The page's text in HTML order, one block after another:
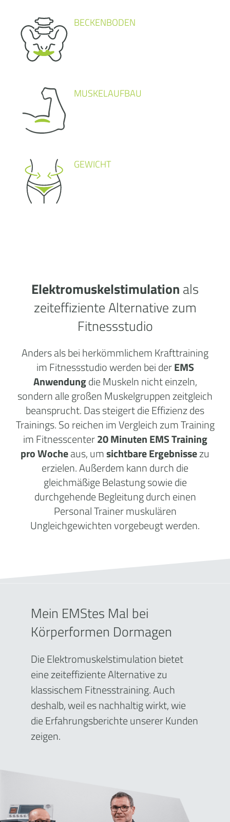
BECKENBODEN
MUSKELAUFBAU
GEWICHT
Elektromuskelstimulation als
zeiteffiziente Alternative zum
Fitnessstudio
Anders als bei herkömmlichem Krafttraining
im Fitnessstudio werden bei derEMS
Anwendungdie Muskeln nicht einzeln,
sondern alle großen Muskelgruppen zeitgleich
beansprucht. Das steigert die Effizienz des
Trainings. So reichen im Vergleich zum Training
im Fitnesscenter20 Minuten EMS Training
pro Wocheaus, umsichtbare Ergebnissezu
erzielen. Außerdem kann durch die
gleichmäßige Belastung sowie die
durchgehende Begleitung durch einen
Personal Trainer muskulären
Ungleichgewichten vorgebeugt werden.
Mein EMStes Mal bei
Körperformen Dormagen
Die Elektromuskelstimulation bietet
eine zeiteffiziente Alternative zu
klassischem Fitnesstraining. Auch
deshalb, weil es nachhaltig wirkt, wie
die Erfahrungsberichte unserer Kunden
zeigen.